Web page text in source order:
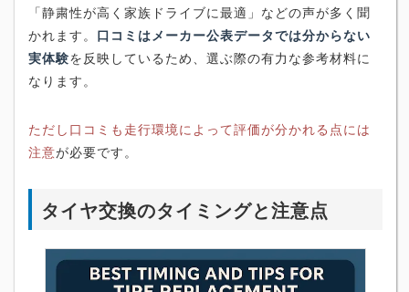
「静粛性が高く家族ドライブに最適」などの声が多く聞
かれます。 口コミはメーカー公表データでは分からない
実体験を反映しているため、選ぶ際の有力な参考材料に
なります。
ただし口コミも走行環境によって評価が分かれる点には
注意が必要です。
タイヤ交換のタイミングと注意点